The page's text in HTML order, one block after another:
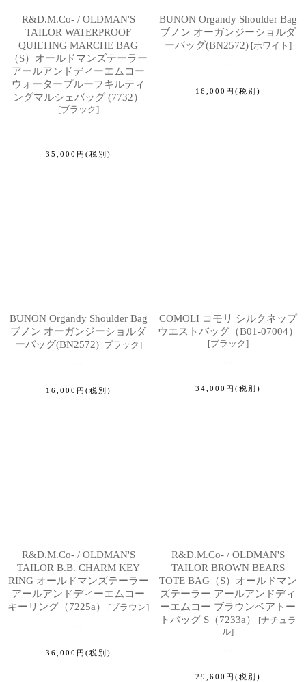
R&D.M.Co- / OLDMAN'S
TAILOR WATERPROOF
QUILTING MARCHE BAG
（S）オールドマンズテーラー
アールアンドディーエムコー
ウォータープルーフキルティ
ングマルシェバッグ (7732）
[ブラック]
35,000 円 (税別)
BUNON Organdy Shoulder Bag
ブノン オーガンジーショルダ
ーバッグ(BN2572) [ホワイト ]
16,000 円 (税別)
BUNON Organdy Shoulder Bag
ブノン オーガンジーショルダ
ーバッグ(BN2572) [ブラック]
16,000 円 (税別)
COMOLI コモリ シルクネップ
ウエストバッグ（B01-07004）
[ブラック]
34,000 円 (税別)
R&D.M.Co- / OLDMAN'S
TAILOR B.B. CHARM KEY
RING オールドマンズテーラー
アールアンドディーエムコー
キーリング（7225a）
[ブラウン]
36,000 円 (税別)
R&D.M.Co- / OLDMAN'S
TAILOR BROWN BEARS
TOTE BAG（S）オールドマン
ズテーラー アールアンドディ
ーエムコー ブラウンベアトー
トバッグ S（7233a）
[ナチュラ
ル]
29,600 円 (税別)